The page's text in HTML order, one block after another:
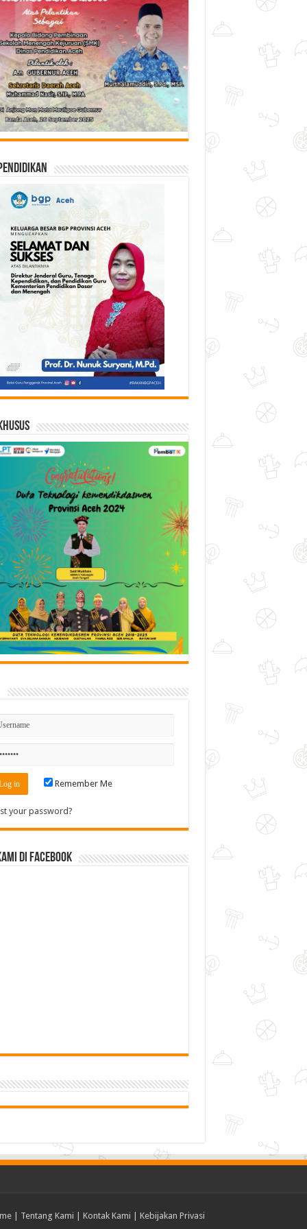
Remember Me
your password?
di Facebook
| Tentang Kami Kontak Kami Kebijakan Privasi